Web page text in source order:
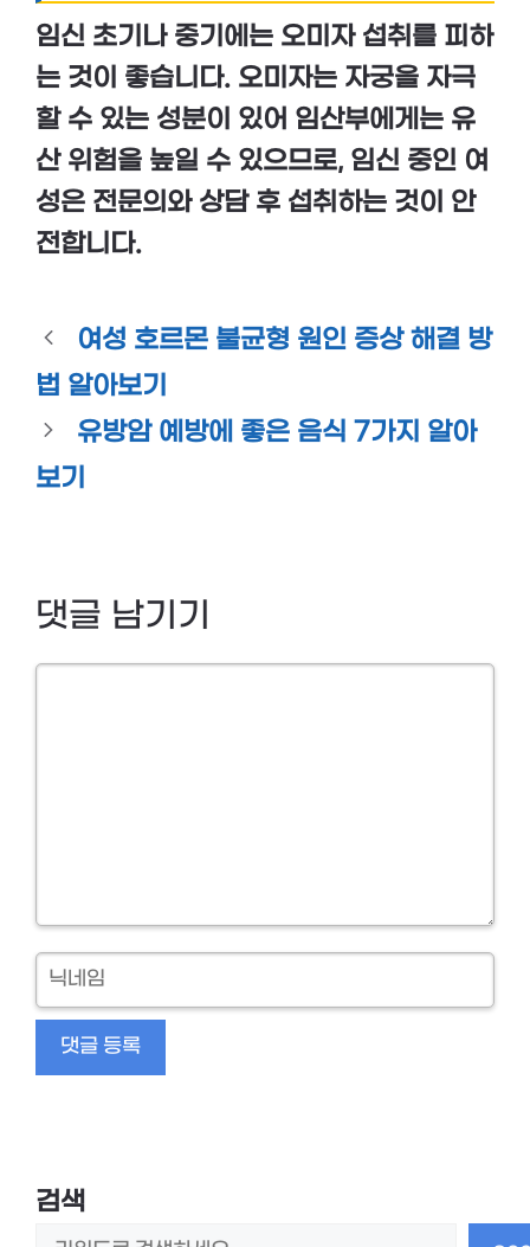
임신 초기 나 중기 에는 오미자 섭취를 피하
는 것이 좋습니다. 오미자는 자궁을 자극
할 수 있는 성분이 있어 임산부에게는 유
산 위험을 높일 수 있으므로, 임신 중인 여
성은 전문의와 상담 후 섭취하는 것이 안
전합니다.
여성 호르몬 불균형 원인 증상 해결 방
법 알아보기
유방암 예방에 좋은 음식 7가지 알아
보기
댓글 남기기
닉
네
검색